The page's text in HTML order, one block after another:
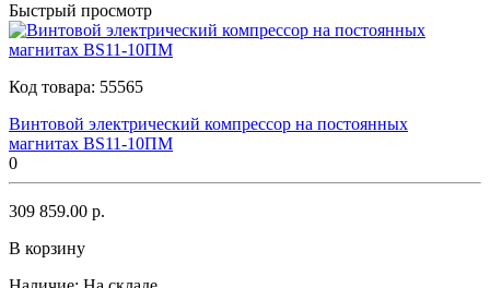
Быстрый просмотр
Код товара: 55565
Винтовой электрический компрессор на постоянных
магнитах BS11-10ПМ
0
309 859.00 р.
В корзину